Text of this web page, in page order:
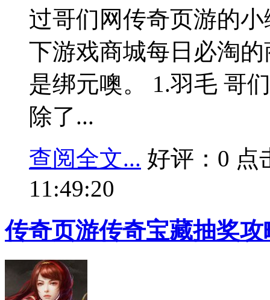
过哥们网传奇页游的
下游戏商城每日必淘
是绑元噢。 1.羽毛 哥
除了...
查阅全文... 好评：0 点
11:49:20
传奇页游传奇宝藏抽奖攻